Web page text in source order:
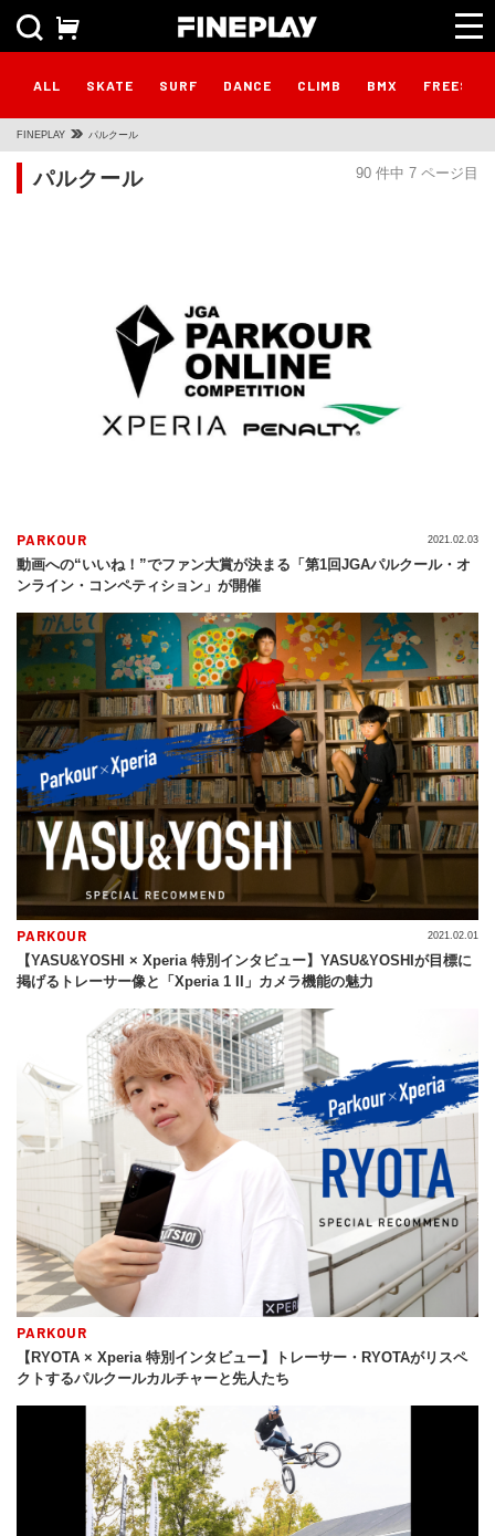
ALL SKATE SURF DANCE CLIMB BMX
FINEPLAY パルクール
90 件中 7 ページ目
パルクール
PARKOUR
動画への“いいね！”でファン大賞が決まる「第1回JGAパルクール・オ
ンライン・コンペティション」が開催
2021.02.03
PARKOUR
【YASU&YOSHI × Xperia 特別インタビュー】YASU&YOSHIが目標に
掲げるトレーサー像と「Xperia 1 II」カメラ機能の魅力
2021.02.01
PARKOUR
【RYOTA × Xperia 特別インタビュー】トレーサー・RYOTAがリスペ
クトするパルクールカルチャーと先人たち